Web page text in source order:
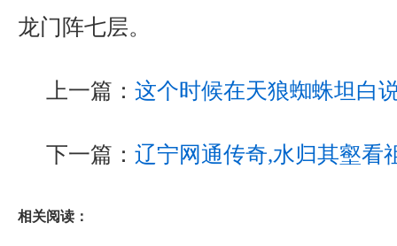
龙门阵七层。
上一篇： 这个时候在天狼蜘蛛坦白
下一篇： 辽宁网通传奇,水归其壑看
相关阅读：